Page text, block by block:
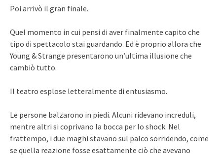
Poi arrivò il gran finale.
Quel momento in cui pensi di aver finalmente capito che
tipo di spettacolo stai guardando. Ed è proprio allora che
Young & Strange presentarono un’ultima illusione che
cambiò tutto.
Il teatro esplose letteralmente di entusiasmo.
Le persone balzarono in piedi. Alcuni ridevano increduli,
mentre altri si coprivano la bocca per lo shock. Nel
frattempo, i due maghi stavano sul palco sorridendo, come
se quella reazione fosse esattamente ciò che avevano